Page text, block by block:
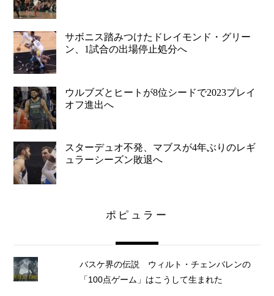
サボニス踏みつけたドレイモンド・グリー
ン、1試合の出場停止処分へ
ウルブズとヒートが8位シードで2023プレイ
オフ進出へ
スターデュオ不発、マブスが4年ぶりのレギ
ュラーシーズン敗退へ
ポピュラー
バスケ界の伝説 ウィルト・チェンバレンの
「100点ゲーム」はこうして生まれた